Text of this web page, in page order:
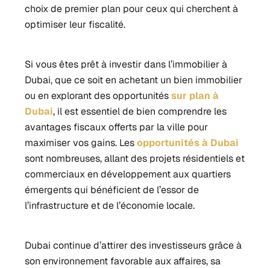
choix de premier plan pour ceux qui cherchent à
optimiser leur fiscalité.
Si vous êtes prêt à investir dans l’immobilier à
Dubai, que ce soit en achetant un bien immobilier
ou en explorant des opportunitéssur plan à
Dubai, il est essentiel de bien comprendre les
avantages fiscaux offerts par la ville pour
maximiser vos gains. Lesopportunités à Dubai
sont nombreuses, allant des projets résidentiels et
commerciaux en développement aux quartiers
émergents qui bénéficient de l’essor de
l’infrastructure et de l’économie locale.
Dubai continue d’attirer des investisseurs grâce à
son environnement favorable aux affaires, sa